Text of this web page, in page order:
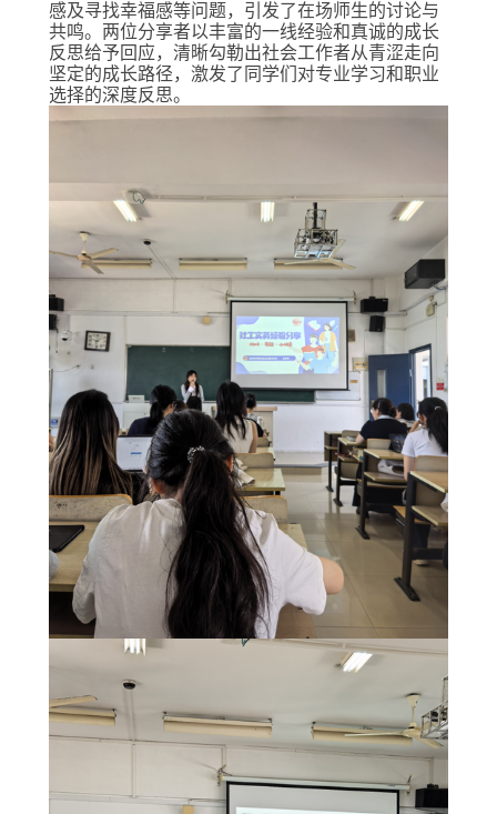
感及寻找幸福感等问题， 引发了在场师生的讨论与
共鸣。两位分享者以丰富的一线经验和真诚的成长
反思给予回应，清晰勾勒出社会工作者从青涩走向
坚定的成长路径，激发了同学们对专业学习和职业
选择的深度反思。